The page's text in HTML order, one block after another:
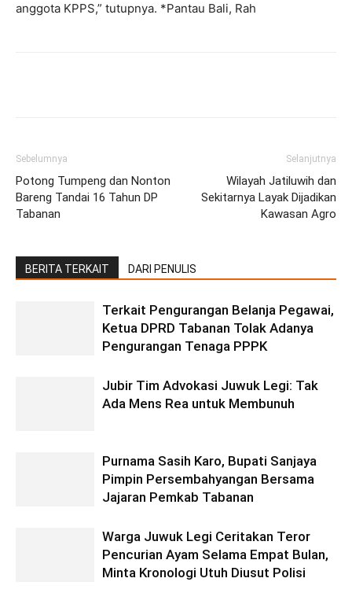
anggota KPPS,” tutupnya. *Pantau Bali, Rah
Sebelumnya
Potong Tumpeng dan Nonton
Bareng Tandai 16 Tahun DP
Tabanan
Selanjutnya
Wilayah Jatiluwih dan
Sekitarnya Layak Dijadikan
Kawasan Agro
BERITA TERKAIT DARI PENULIS
Terkait Pengurangan Belanja Pegawai,
Ketua DPRD Tabanan Tolak Adanya
Pengurangan Tenaga PPPK
Jubir Tim Advokasi Juwuk Legi: Tak
Ada Mens Rea untuk Membunuh
Purnama Sasih Karo, Bupati Sanjaya
Pimpin Persembahyangan Bersama
Jajaran Pemkab Tabanan
Warga Juwuk Legi Ceritakan Teror
Pencurian Ayam Selama Empat Bulan,
Minta Kronologi Utuh Diusut Polisi